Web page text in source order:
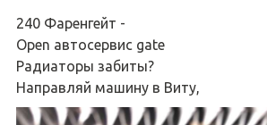
240 Фаренгейт -
Open автосервис gate
Радиаторы забиты?
Направляй машину в Виту,